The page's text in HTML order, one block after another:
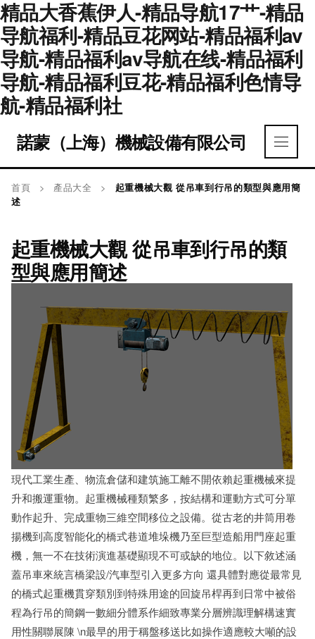
精品大香蕉伊人-精品导航17艹-精品
导航福利-精品豆花网站-精品福利av
导航-精品福利av导航在线-精品福利
导航-精品福利豆花-精品福利色情导
航-精品福利社
諾蒙（上海）機械設備有限公司
首頁 > 產品大全 >
起重機械大觀 從吊車到行吊的類型與應用簡
述
起重機械大觀 從吊車到行吊的類
型與應用簡述
現代工業生產、物流倉儲和建筑施工離不開依賴起重機械來提
升和搬運重物。起重機械種類繁多，按結構和運動方式可分單
動作起升、完成重物三維空間移位之設備。從古老的井筒用卷
揚機到高度智能化的橋式巷道堆垛機乃至巨型造船用門座起重
機，無一不在技術演進基礎顯現不可或缺的地位。以下敘述涵
蓋吊車來統言橋梁設/汽車型引入更多方向 還具體對應從最常見
的橋式起重機貫穿類別到特殊用途的回旋吊桿再到日常中被俗
程為行吊的簡鋼一數細分體系作細致專業分層辨識理解構速實
用性關聯展陳 \n最早的用于稱盤移送比如操作適應較大噸的設